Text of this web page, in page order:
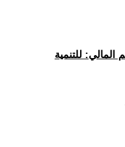
المالي: للتنمية